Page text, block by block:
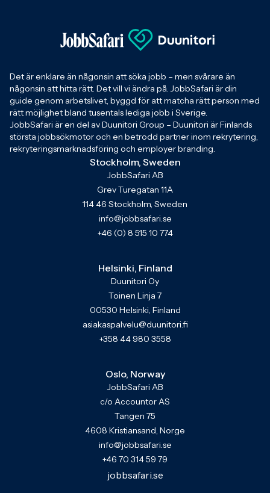
Det är enklare än någonsin att söka jobb – men svårare än
någonsin att hitta rätt. Det vill vi ändra på. JobbSafari är din
guide genom arbetslivet, byggd för att matcha rätt person med
rätt möjlighet bland tusentals lediga jobb i Sverige.
JobbSafari är en del av Duunitori Group – Duunitori är Finlands
största jobbsökmotor och en betrodd partner inom rekrytering,
rekryteringsmarknadsföring och employer branding.
Stockholm, Sweden
JobbSafari AB
Grev Turegatan 11A
114 46 Stockholm, Sweden
info@jobbsafari.se
+46 (0) 8 515 10 774
Helsinki, Finland
Duunitori Oy
Toinen Linja 7
00530 Helsinki, Finland
asiakaspalvelu@duunitori.fi
+358 44 980 3558
Oslo, Norway
JobbSafari AB
c/o Accountor AS
Tangen 75
4608 Kristiansand, Norge
info@jobbsafari.se
+46 70 314 59 79
jobbsafari.se